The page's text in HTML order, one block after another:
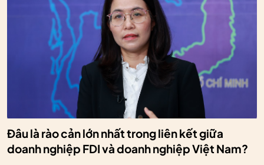
Đâu là rào cản lớn nhất trong liên kết giữa
doanh nghiệp FDI và doanh nghiệp Việt Nam?